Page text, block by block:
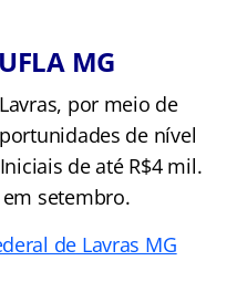
MG
por meio de
de nível
de até R$4 mil.
setembro.
de Lavras MG